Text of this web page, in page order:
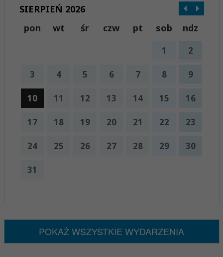
SIERPIEŃ 2026
pon
wt śr czw pt sob ndz
1 2
3 4 5 6 7 8 9
10 11 12 13 14 15 16
17 18 19 20 21 22 23
24 25 26 27 28 29 30
31
POKAŻ WSZYSTKIE WYDARZENIA